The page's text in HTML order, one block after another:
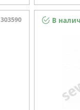
303590 В